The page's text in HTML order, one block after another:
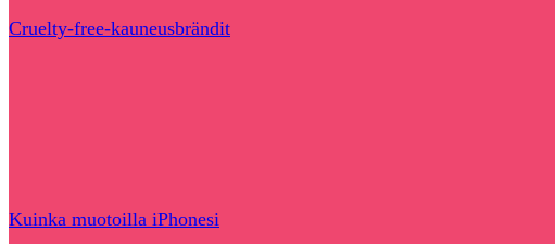
Cruelty-free-kauneusbrändit
Kuinka muotoilla iPhonesi